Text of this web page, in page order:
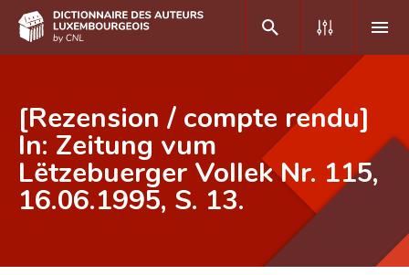
DE FR
Accueil
Auteur(e)s A-Z
[Rezension / compte rendu]
In: Zeitung vum
Lëtzebuerger Vollek Nr. 115,
16.06.1995, S. 13.